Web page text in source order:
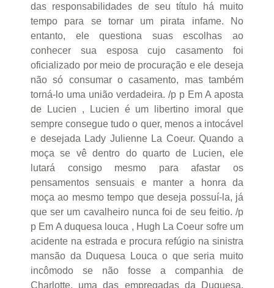
das responsabilidades de seu título há muito
tempo para se tornar um pirata infame. No
entanto, ele questiona suas escolhas ao
conhecer sua esposa cujo casamento foi
oficializado por meio de procuração e ele deseja
não só consumar o casamento, mas também
torná-lo uma união verdadeira. /p p Em A aposta
de Lucien , Lucien é um libertino imoral que
sempre consegue tudo o quer, menos a intocável
e desejada Lady Julienne La Coeur. Quando a
moça se vê dentro do quarto de Lucien, ele
lutará consigo mesmo para afastar os
pensamentos sensuais e manter a honra da
moça ao mesmo tempo que deseja possuí-la, já
que ser um cavalheiro nunca foi de seu feitio. /p
p Em A duquesa louca , Hugh La Coeur sofre um
acidente na estrada e procura refúgio na sinistra
mansão da Duquesa Louca o que seria muito
incômodo se não fosse a companhia de
Charlotte, uma das empregadas da Duquesa.